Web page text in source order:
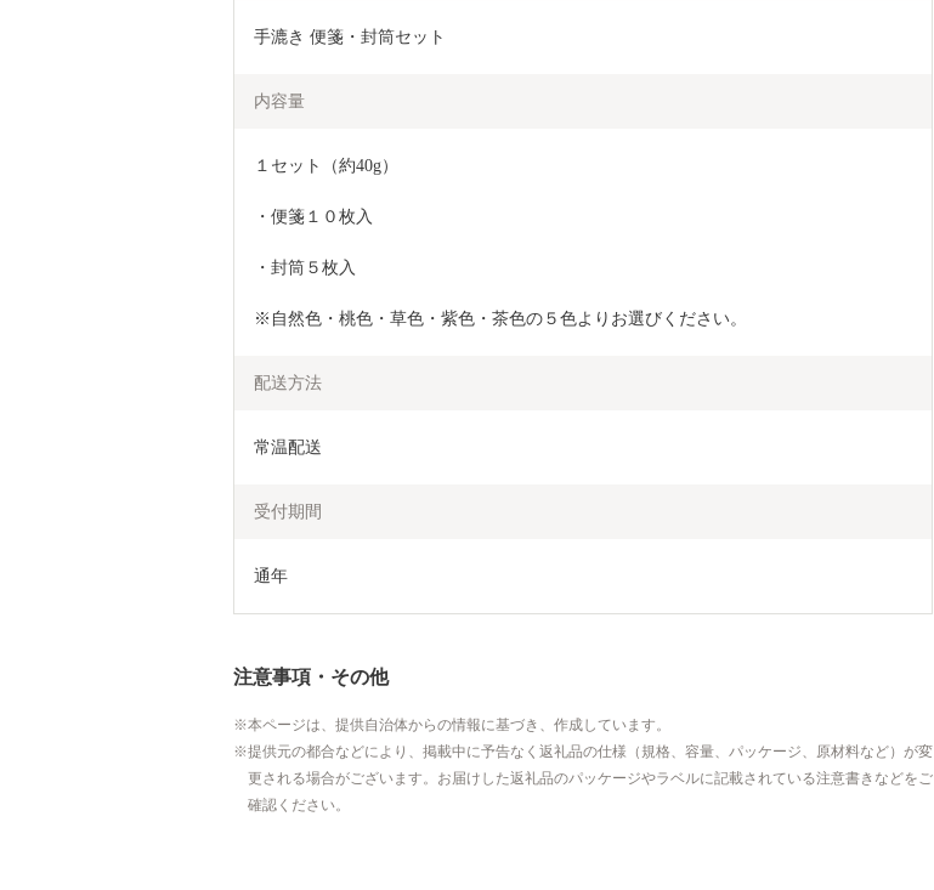
手漉き 便箋・封筒セット
内容量
１セット（約40g）
・便箋１０枚入
・封筒５枚入
※自然色・桃色・草色・紫色・茶色の５色よりお選びください。
配送方法
常温配送
受付期間
通年
注意事項・その他
本ページは、提供自治体からの情報に基づき、作成しています。
提供元の都合などにより、掲載中に予告なく返礼品の仕様（規格、容量、パッケージ、原材料など）が変
更される場合がございます。お届けした返礼品のパッケージやラベルに記載されている注意書きなどをご
確認ください。